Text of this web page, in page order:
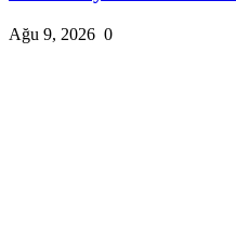
Ağu 9, 2026 0